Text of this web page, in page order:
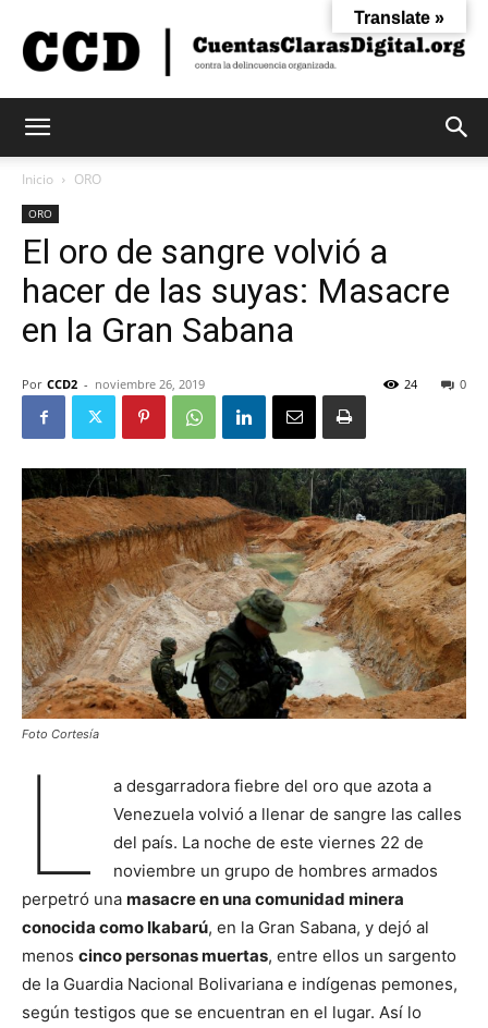
Claras
Digital
Inicio ORO
ORO
El oro de sangre volvió a
hacer de las suyas: Masacre
en la Gran Sabana
Por CCD2 - noviembre 26, 2019 0
24
Foto Cortesía
L
a desgarradora fiebre del oro que azota a
Venezuela volvió a llenar de sangre las calles
del país. La noche de este viernes 22 de
noviembre un grupo de hombres armados
perpetró una masacre en una comunidad minera
conocida como Ikabarú, en la Gran Sabana, y dejó al
menos cinco personas muertas, entre ellos un sargento
de la Guardia Nacional Bolivariana e indígenas pemones,
según testigos que se encuentran en el lugar. Así lo
Translate »